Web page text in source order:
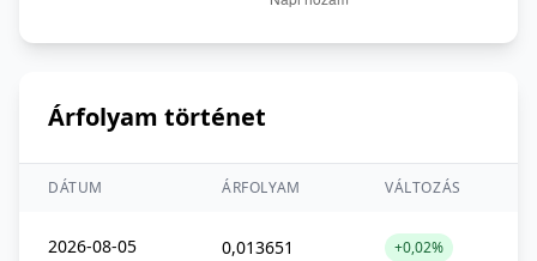
Árfolyam történet
DÁTUM ÁRFOLYAM VÁLTOZÁS
2026-08-05 0,013651 +0,02%